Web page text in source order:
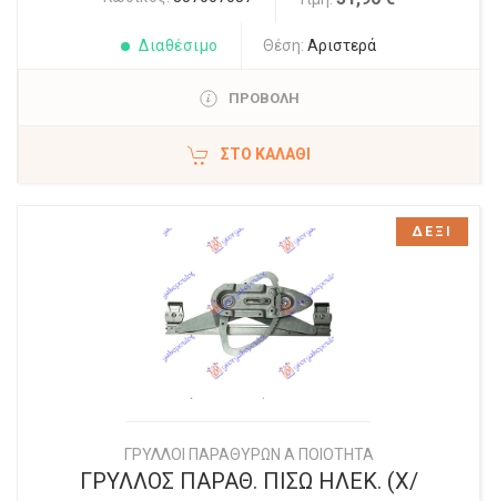
Διαθέσιμο Θέση: Αριστερά
ΠΡΟΒΟΛΗ
ΣΤΟ ΚΑΛΆΘΙ
ΓΡΥΛΛΟΙ ΠΑΡΑΘΥΡΩΝ Α ΠΟΙΟΤΗΤΑ
ΓΡΥΛΛΟΣ ΠΑΡΑΘ. ΠΙΣΩ ΗΛΕΚ. (Χ/
ΔΕΞΙ